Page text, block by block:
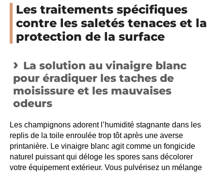
Les traitements spécifiques
contre les saletés tenaces et la
protection de la surface
La solution au vinaigre blanc
pour éradiquer les taches de
moisissure et les mauvaises
odeurs
Les champignons adorent l’humidité stagnante dans les
replis de la toile enroulée trop tôt après une averse
printanière. Le vinaigre blanc agit comme un fongicide
naturel puissant qui déloge les spores sans décolorer
votre équipement extérieur. Vous pulvérisez un mélange